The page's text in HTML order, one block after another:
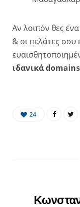
Αν λοιπόν θες ένα
& οι πελάτες σου
ιδανικά
24